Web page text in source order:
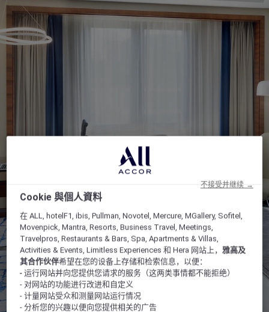
Cookie 與個人資料
在 ALL, hotelF1, ibis, Pullman, Novotel, Mercure, MGallery, Sofitel,
Movenpick, Mantra, Resorts, Business Travel, Meetings,
Travelpros, Restaurants & Bars, Spa, Apartments & Villas,
Activities & Events, Limitless Experiences 和 Hera 网站上， 雅高及
其合作伙伴希望在您的设备上存储和检索信息，以便：
- 运行网站并向您提供您请求的服务（这两类事情都不能拒绝）
- 对网站的功能进行改进和自定义
- 计量网站受众和测量网站运行情况
- 分析您的兴趣以便向您提供相关的广告
不接受并继续 →